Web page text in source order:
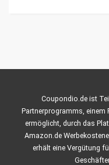
Coupondio.de ist
Partnerprogramms, einem
ermöglicht, durch das
Amazon.de
erhält eine Vergütung